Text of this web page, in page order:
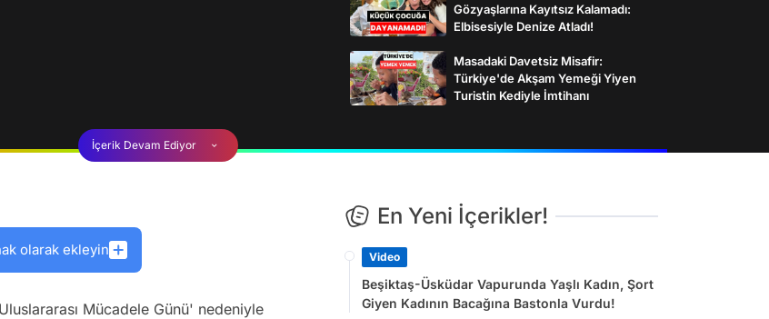
Gözyaşlarına Kayıtsız Kalamadı:
Elbisesiyle Denize Atladı!
Masadaki Davetsiz Misafir:
Türkiye'de Akşam Yemeği Yiyen
Turistin Kediyle İmtihanı
İçerik Devam Ediyor
olarak ekleyin
Mücadele Günü' nedeniyle
En Yeni İçerikler!
Video
Beşiktaş-Üsküdar Vapurunda Yaşlı Kadın, Şort
Giyen Kadının Bacağına Bastonla Vurdu!